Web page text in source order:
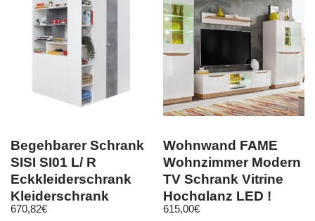
Begehbarer Schrank
SISI SI01 L/ R
Eckkleiderschrank
Kleiderschrank
Jugendzimmer
670,82€
Wohnwand FAME
Wohnzimmer Modern
TV Schrank Vitrine
Hochglanz LED !
615,00€